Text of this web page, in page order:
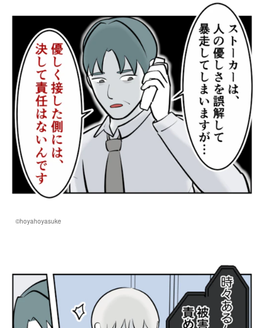
©hoyahoyasuke